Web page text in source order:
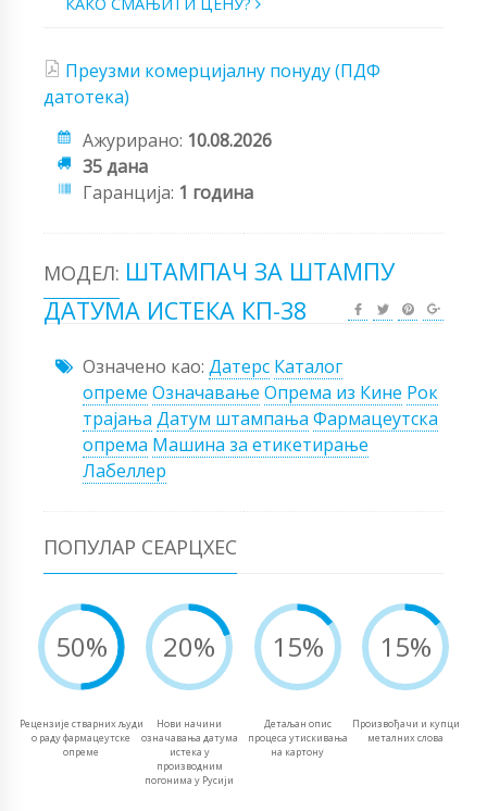
Преузми комерцијалну понуду (ПДФ
датотека)
Ажурирано: 10.08.2026
35 дана
Гаранција: 1 година
МОДЕЛ: ШТАМПАЧ ЗА ШТАМПУ
ДАТУМА ИСТЕКА КП-38
Означено као: Датерс Каталог
опреме Означавање Опрема из Кине Рок
трајања Датум штампања Фармацеутска
опрема Машина за етикетирање
Лабеллер
ПОПУЛАР СЕАРЦХЕС
50%
Рецензије стварних људи
о раду фармацеутске
опреме
20%
Нови начини
означавања датума
истека у
производним
погонима у Русији
15%
Детаљан опис
процеса утискивања
на картону
15%
Произвођачи и купци
металних слова